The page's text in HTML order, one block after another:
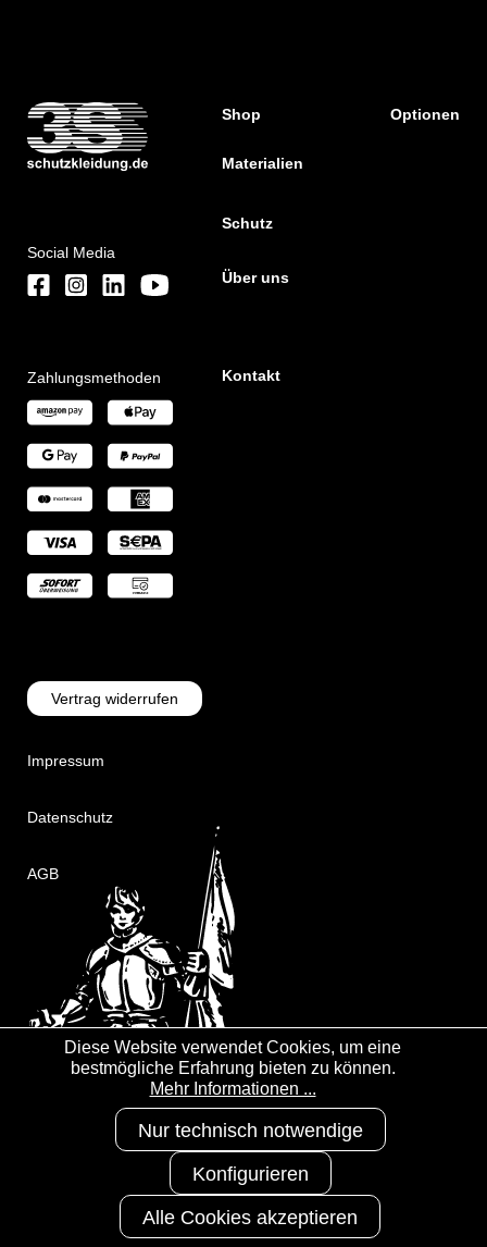
Social Media
Zahlungsmethoden
Vertrag widerrufen
Impressum
Datenschutz
AGB
Shop Optionen
Materialien
Schutz
Über uns
Kontakt
Copyright 20253S-Arbeitsschutz
Diese Website verwendet Cookies, um eine
bestmögliche Erfahrung bieten zu können.
Mehr Informationen ...
Nur technisch notwendige
Konfigurieren
Alle Cookies akzeptieren